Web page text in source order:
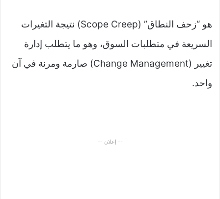
هو “زحف النطاق” (Scope Creep) نتيجة التغيرات
السريعة في متطلبات السوق، وهو ما يتطلب إدارة
تغيير (Change Management) صارمة ومرنة في آن
واحد.
-- إعلان --